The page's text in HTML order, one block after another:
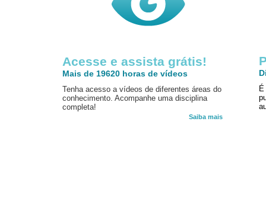
Acesse e assista grátis!
Mais de 19620 horas de vídeos
Tenha acesso a vídeos de diferentes áreas do
conhecimento. Acompanhe uma disciplina
completa!
Saiba mais